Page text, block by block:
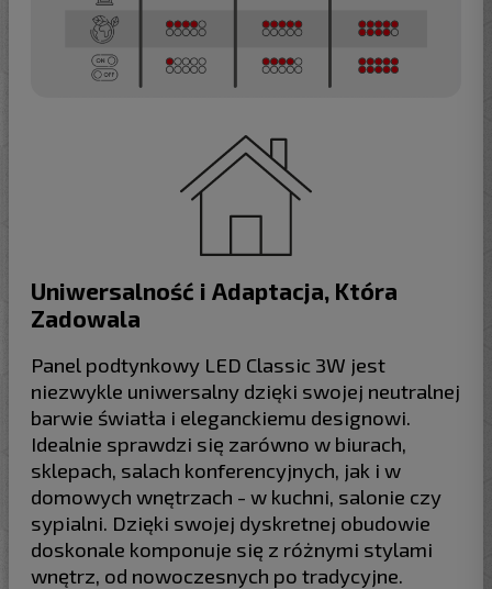
Uniwersalność i Adaptacja, Która
Zadowala
Panel podtynkowy LED Classic 3W jest
niezwykle uniwersalny dzięki swojej neutralnej
barwie światła i eleganckiemu designowi.
Idealnie sprawdzi się zarówno w biurach,
sklepach, salach konferencyjnych, jak i w
domowych wnętrzach - w kuchni, salonie czy
sypialni. Dzięki swojej dyskretnej obudowie
doskonale komponuje się z różnymi stylami
wnętrz, od nowoczesnych po tradycyjne.